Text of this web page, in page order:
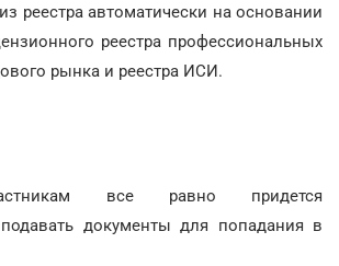
реестра автоматически на основании
реестра профессиональных
рынка и реестра ИСИ.
все равно придется
подавать документы для попадания в